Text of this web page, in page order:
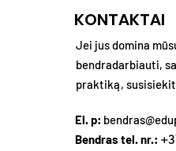
KONTAKTAI
Jei jus domina
bendradarbiauti,
praktiką,
El. p:
Bendras tel. nr.: